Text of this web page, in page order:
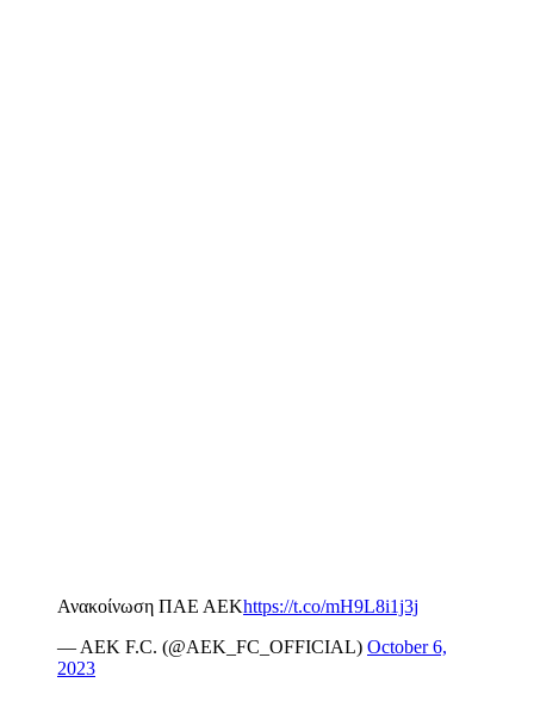
Ανακοίνωση ΠΑΕ ΑΕΚhttps://t.co/mH9L8i1j3j
— AEK F.C. (@AEK_FC_OFFICIAL) October 6,
2023